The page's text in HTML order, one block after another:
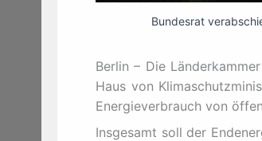
Bundesrat
Berlin – Die
Haus von
Energieverbrauch von
Insgesamt soll der